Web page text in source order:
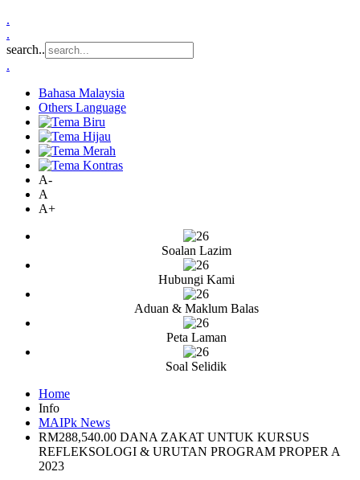
.
.
search..
.
Bahasa Malaysia
Others Language
A-
A
A+
Soalan Lazim
Hubungi Kami
Aduan & Maklum Balas
Peta Laman
Soal Selidik
Home
Info
MAIPk News
RM288,540.00 DANA ZAKAT UNTUK KURSUS
REFLEKSOLOGI & URUTAN PROGRAM PROPER A
2023